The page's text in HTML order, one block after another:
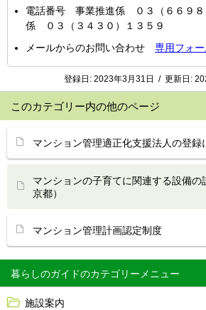
暮らしのガイド
施設案内
電話番号 事業推進係 ０３（６６９
係 ０３（３４３０）１３５９
メールからのお問い合わせ 専用フォー
登録日: 2023年3月31日 / 更新日:
このカテゴリー内の他のページ
マンション管理適正化支援法人の登録
マンションの子育てに関連する設備の
京都）
マンション管理計画認定制度